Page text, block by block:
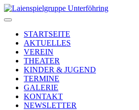
STARTSEITE
AKTUELLES
VEREIN
THEATER
KINDER & JUGEND
TERMINE
GALERIE
KONTAKT
NEWSLETTER